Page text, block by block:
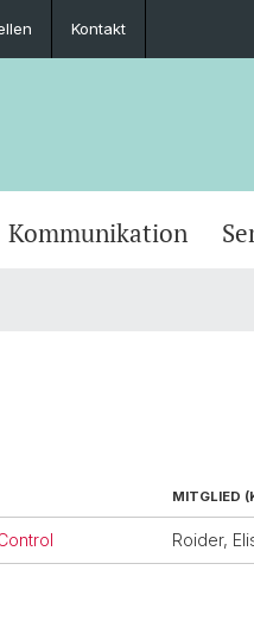
Kontakt
Kommunikation
MITGLIED
Roider,